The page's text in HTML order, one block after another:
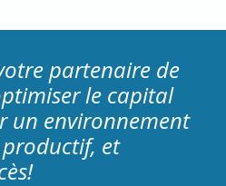
partenaire de
le capital
un environnement
et